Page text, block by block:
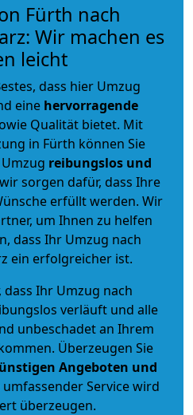
Fürth nach
Wir machen es
leicht
dass hier Umzug
eine hervorragende
Qualität bietet. Mit
in Fürth können Sie
reibungslos und
sorgen dafür, dass Ihre
erfüllt werden. Wir
um Ihnen zu helfen
dass Ihr Umzug nach
ein erfolgreicher ist.
Ihr Umzug nach
verläuft und alle
unbeschadet an Ihrem
Überzeugen Sie
Angeboten und
umfassender Service wird
überzeugen.